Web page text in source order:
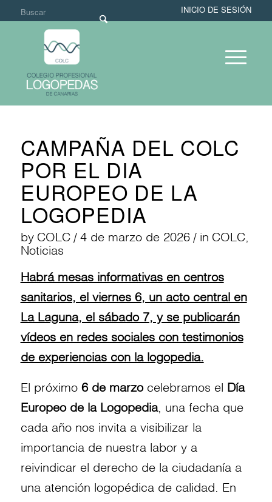
INICIO DE SESIÓN
CAMPAÑA DEL COLC
POR EL DIA
EUROPEO DE LA
LOGOPEDIA
by COLC / 4 de marzo de 2026 / in COLC,
Noticias
Habrá mesas informativas en centros
sanitarios, el viernes 6, un acto central en
La Laguna, el sábado 7, y se publicarán
vídeos en redes sociales con testimonios
de experiencias con la logopedia.
El próximo 6 de marzocelebramos el Día
Europeo de la Logopedia, una fecha que
cada año nos invita a visibilizar la
importancia de nuestra labor y a
reivindicar el derecho de la ciudadanía a
una atención logopédica de calidad. En